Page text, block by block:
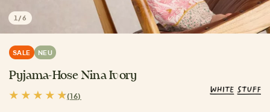
1 /6
SALE NEU
Pyjama-Hose Nina Ivory
(16)